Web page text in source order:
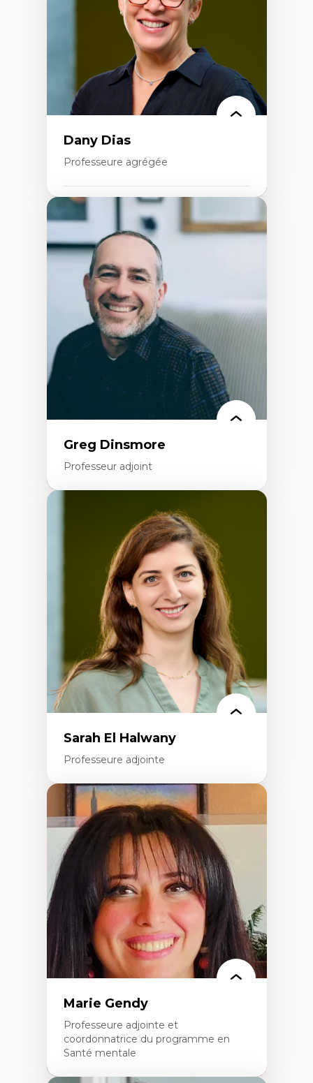
Mouvements sociaux
Théories de l’État
Dany Dias
Professeure agrégée
Pédagogies critiques et justice sociale
Éthique relationnelle et sollicitude en
éducation
Décolonisation et autochtonisation de la
formation à l’enseignement
Littératie et didactique du français
Éducation inclusive
Formation à l’enseignement en contexte
francophone minoritaire
Identité linguistique et culturelle
Recherche-action et approches
participatives
Leadership éducatif et pratiques réflexives
Éducation durable et bien-être en
Greg Dinsmore
Professeur adjoint
Fragmentation des auditoires médiatiques
Analyse multi-plateforme des auditoires
médiatiques
Analyse des comportements numériques à
travers les données massives et l’IA
Recherche quantitative et qualitative sur
les auditoires médiatiques
Épistémologie des techniques de recherche
numérique et l’IA
Théorie des droits de la personne
La pensée politique d’Hannah Arendt
La pensée politique à l’ère numérique
Justice internationale et normes
internationales
Sarah El Halwany
Professeure adjointe
Expertises
Les apports pédagogiques des théories de
l'affect, du posthumanisme, du féminisme
dans l'éducation aux sciences
L'apprentissage des sciences/STIM dans une
perspective socioécologique de care
L’insertion professionnelle des
enseignant.e.s
Marie Gendy
Professeure adjointe et
coordonnatrice du programme en
Santé mentale